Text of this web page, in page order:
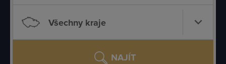
Všechny kraje
NAJÍT